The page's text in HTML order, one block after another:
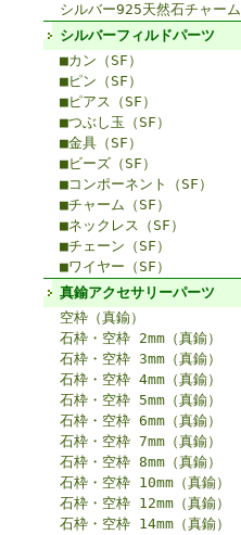
シルバー925天然石チャーム
シルバーフィルドパーツ
■カン（SF）
■ピン（SF）
■ピアス（SF）
■つぶし玉（SF）
■金具（SF）
■ビーズ（SF）
■コンポーネント（SF）
■チャーム（SF）
■ネックレス（SF）
■チェーン（SF）
■ワイヤー（SF）
真鍮アクセサリーパーツ
空枠（真鍮）
石枠・空枠 2mm（真鍮）
石枠・空枠 3mm（真鍮）
石枠・空枠 4mm（真鍮）
石枠・空枠 5mm（真鍮）
石枠・空枠 6mm（真鍮）
石枠・空枠 7mm（真鍮）
石枠・空枠 8mm（真鍮）
石枠・空枠 10mm（真鍮）
石枠・空枠 12mm（真鍮）
石枠・空枠 14mm（真鍮）